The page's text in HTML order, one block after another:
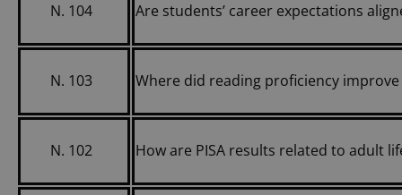
N. 104 Are students’ career expectations
N. 103 Where did reading proficiency
N. 102 How are PISA results related to adult